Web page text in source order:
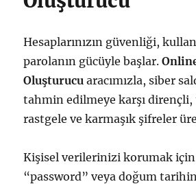
Hesaplarınızın güvenliği,
parolanın gücüyle başlar.
Oluşturucu aracımızla, siber
tahmin edilmeye karşı
rastgele ve karmaşık şifreler
Kişisel verilerinizi korumak için
“password” veya doğum